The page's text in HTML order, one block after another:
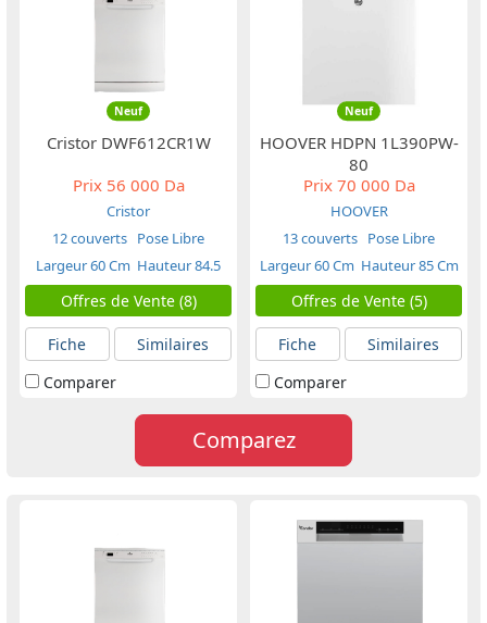
Neuf
Cristor DWF612CR1W
Prix56 000 Da
Cristor
12 couverts Pose Libre
Largeur 60 Cm Hauteur 84.5
Cm
Offres de Vente (8)
Fiche
Similaires
Comparer
Neuf
HOOVER HDPN 1L390PW-
80
Prix70 000 Da
HOOVER
13 couverts Pose Libre
Largeur 60 Cm Hauteur 85 Cm
Offres de Vente (5)
Fiche
Similaires
Comparer
Comparez